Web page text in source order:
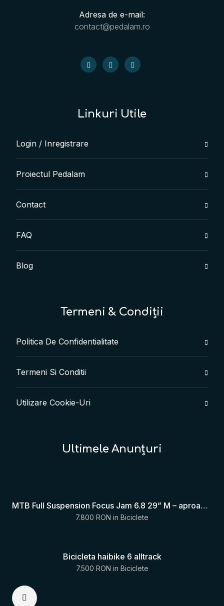
Adresa de e-mail:
contact@pedalam.ro
Linkuri Utile
Login / Inregistrare
Proiectul Pedalam
Contact
FAQ
Blog
Termeni & Condiții
Politica De Confidentialitate
Termeni Si Conditii
Utilizare Cookie-Uri
Ultimele Anunțuri
MTB Full Suspension Focus Jam 6.8 29” M – aproape nouă
7.800 RON in Biciclete
Bicicleta haibike 6 alltrack
7.500 RON in Biciclete